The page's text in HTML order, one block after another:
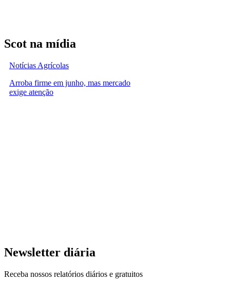
Scot na mídia
Notícias Agrícolas
Arroba firme em junho, mas mercado
exige atenção
Newsletter diária
Receba nossos relatórios diários e gratuitos